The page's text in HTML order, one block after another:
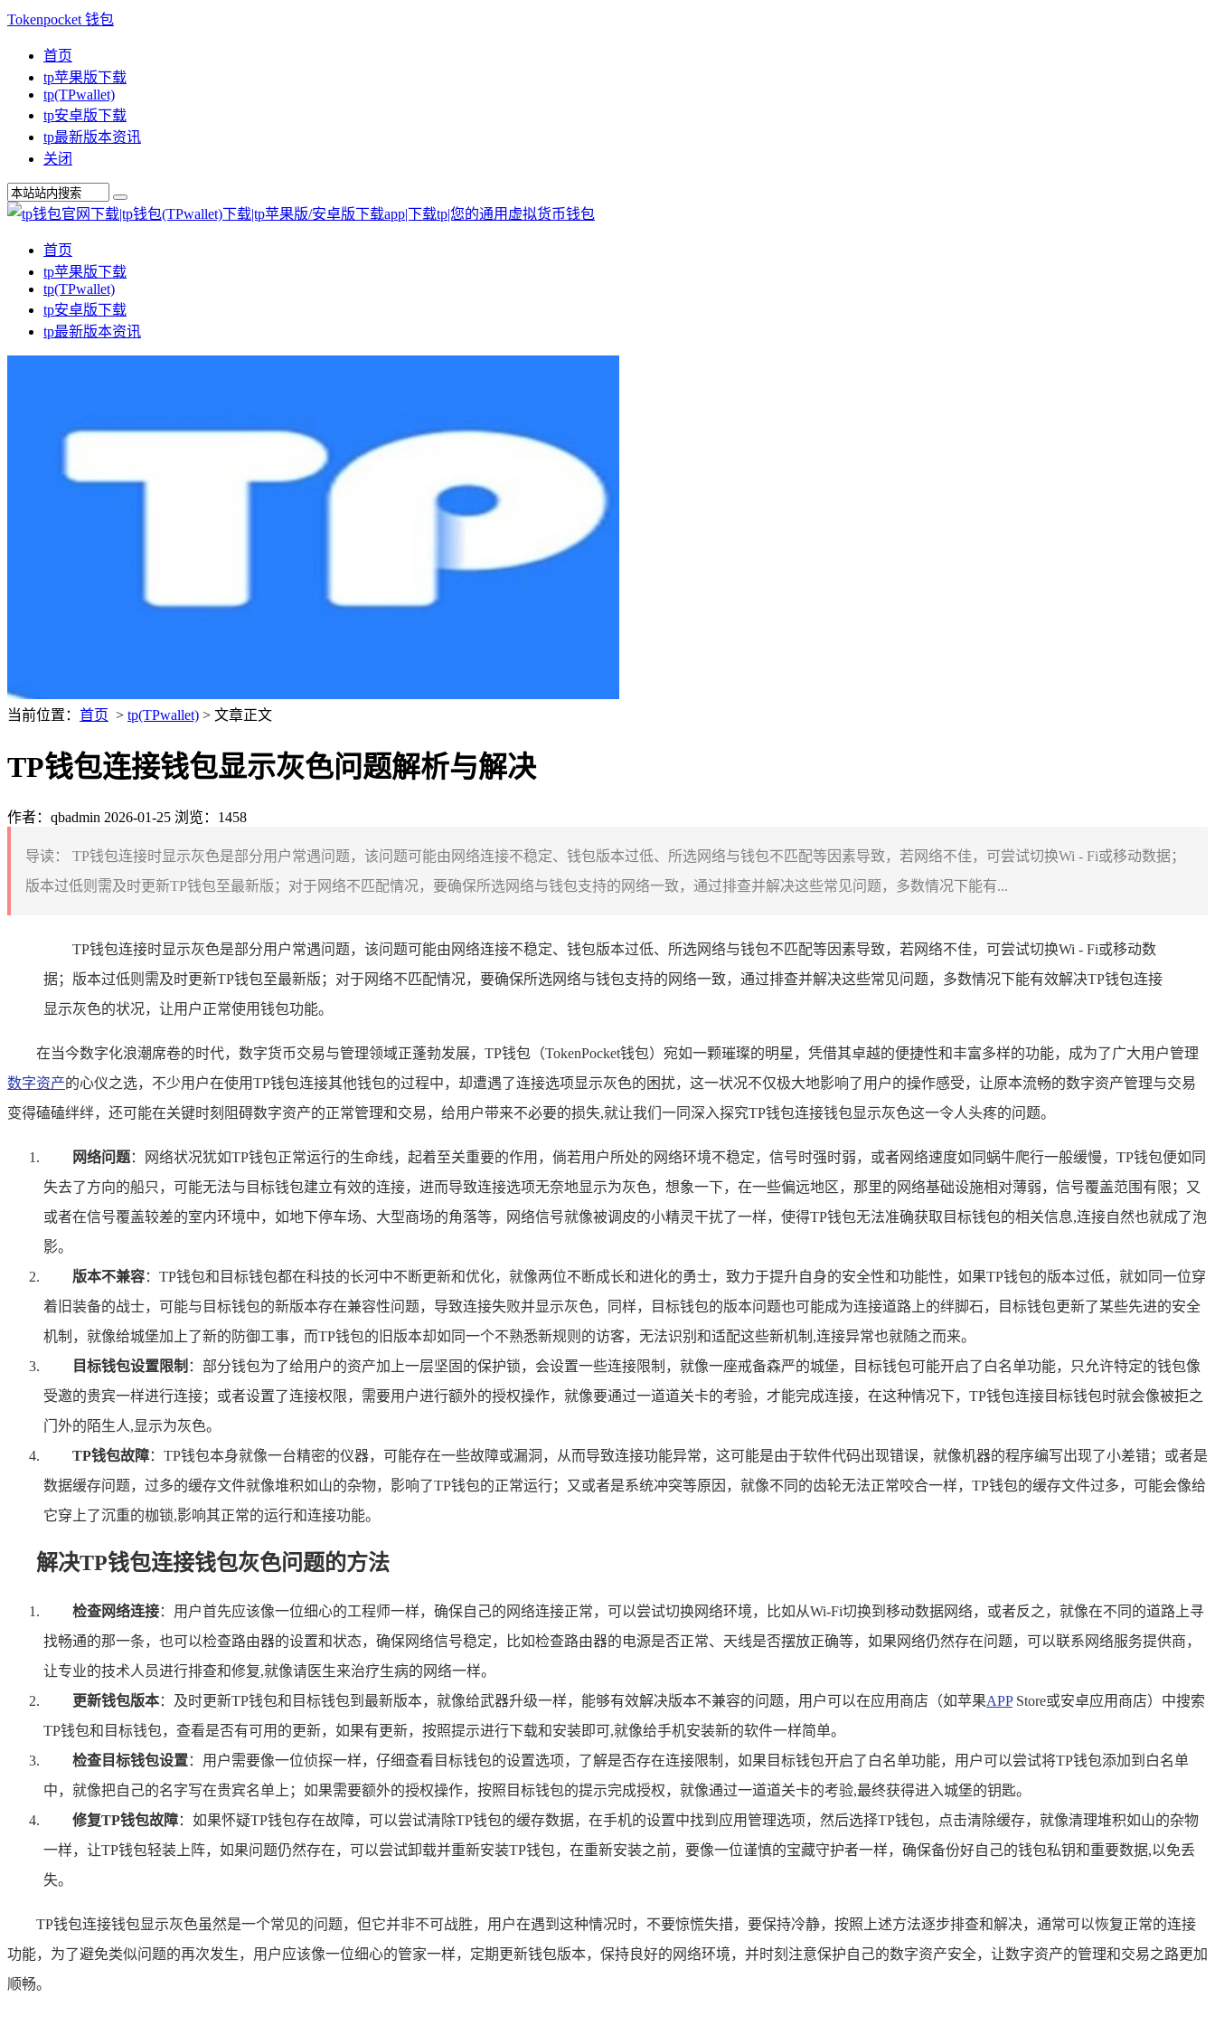
Tokenpocket 钱包
首页
tp苹果版下载
tp(TPwallet)
tp安卓版下载
tp最新版本资讯
关闭
首页
tp苹果版下载
tp(TPwallet)
tp安卓版下载
tp最新版本资讯
当前位置： 首页 > tp(TPwallet) > 文章正文
TP钱包连接钱包显示灰色问题解析与解决
作者：qbadmin 2026-01-25 浏览：1458
导读：
TP钱包连接时显示灰色是部分用户常遇问题，该问题可能由网络连接不稳定、钱包版本过低、所选网络与钱包不匹配等因素导致，若网络不佳，可尝试切换Wi - Fi或移动数据；
版本过低则需及时更新TP钱包至最新版；对于网络不匹配情况，要确保所选网络与钱包支持的网络一致，通过排查并解决这些常见问题，多数情况下能有...
TP钱包连接时显示灰色是部分用户常遇问题，该问题可能由网络连接不稳定、钱包版本过低、所选网络与钱包不匹配等因素导致，若网络不佳，可尝试切换Wi - Fi或移动数
据；版本过低则需及时更新TP钱包至最新版；对于网络不匹配情况，要确保所选网络与钱包支持的网络一致，通过排查并解决这些常见问题，多数情况下能有效解决TP钱包连接
显示灰色的状况，让用户正常使用钱包功能。
在当今数字化浪潮席卷的时代，数字货币交易与管理领域正蓬勃发展，TP钱包（TokenPocket钱包）宛如一颗璀璨的明星，凭借其卓越的便捷性和丰富多样的功能，成为了广大用户管理
数字资产的心仪之选，不少用户在使用TP钱包连接其他钱包的过程中，却遭遇了连接选项显示灰色的困扰，这一状况不仅极大地影响了用户的操作感受，让原本流畅的数字资产管理与交易
变得磕磕绊绊，还可能在关键时刻阻碍数字资产的正常管理和交易，给用户带来不必要的损失,就让我们一同深入探究TP钱包连接钱包显示灰色这一令人头疼的问题。
网络问题：网络状况犹如TP钱包正常运行的生命线，起着至关重要的作用，倘若用户所处的网络环境不稳定，信号时强时弱，或者网络速度如同蜗牛爬行一般缓慢，TP钱包便如同
失去了方向的船只，可能无法与目标钱包建立有效的连接，进而导致连接选项无奈地显示为灰色，想象一下，在一些偏远地区，那里的网络基础设施相对薄弱，信号覆盖范围有限；又
或者在信号覆盖较差的室内环境中，如地下停车场、大型商场的角落等，网络信号就像被调皮的小精灵干扰了一样，使得TP钱包无法准确获取目标钱包的相关信息,连接自然也就成了泡
影。
版本不兼容：TP钱包和目标钱包都在科技的长河中不断更新和优化，就像两位不断成长和进化的勇士，致力于提升自身的安全性和功能性，如果TP钱包的版本过低，就如同一位穿
着旧装备的战士，可能与目标钱包的新版本存在兼容性问题，导致连接失败并显示灰色，同样，目标钱包的版本问题也可能成为连接道路上的绊脚石，目标钱包更新了某些先进的安全
机制，就像给城堡加上了新的防御工事，而TP钱包的旧版本却如同一个不熟悉新规则的访客，无法识别和适配这些新机制,连接异常也就随之而来。
目标钱包设置限制 ：部分钱包为了给用户的资产加上一层坚固的保护锁，会设置一些连接限制，就像一座戒备森严的城堡，目标钱包可能开启了白名单功能，只允许特定的钱包像
受邀的贵宾一样进行连接；或者设置了连接权限，需要用户进行额外的授权操作，就像要通过一道道关卡的考验，才能完成连接，在这种情况下，TP钱包连接目标钱包时就会像被拒之
门外的陌生人,显示为灰色。
TP钱包故障：TP钱包本身就像一台精密的仪器，可能存在一些故障或漏洞，从而导致连接功能异常，这可能是由于软件代码出现错误，就像机器的程序编写出现了小差错；或者是
数据缓存问题，过多的缓存文件就像堆积如山的杂物，影响了TP钱包的正常运行；又或者是系统冲突等原因，就像不同的齿轮无法正常咬合一样，TP钱包的缓存文件过多，可能会像给
它穿上了沉重的枷锁,影响其正常的运行和连接功能。
解决TP钱包连接钱包灰色问题的方法
检查网络连接：用户首先应该像一位细心的工程师一样，确保自己的网络连接正常，可以尝试切换网络环境，比如从Wi-Fi切换到移动数据网络，或者反之，就像在不同的道路上寻
找畅通的那一条，也可以检查路由器的设置和状态，确保网络信号稳定，比如检查路由器的电源是否正常、天线是否摆放正确等，如果网络仍然存在问题，可以联系网络服务提供商，
让专业的技术人员进行排查和修复,就像请医生来治疗生病的网络一样。
更新钱包版本：及时更新TP钱包和目标钱包到最新版本，就像给武器升级一样，能够有效解决版本不兼容的问题，用户可以在应用商店（如苹果APPStore或安卓应用商店）中搜索
TP钱包和目标钱包，查看是否有可用的更新，如果有更新，按照提示进行下载和安装即可,就像给手机安装新的软件一样简单。
检查目标钱包设置：用户需要像一位侦探一样，仔细查看目标钱包的设置选项，了解是否存在连接限制，如果目标钱包开启了白名单功能，用户可以尝试将TP钱包添加到白名单
中，就像把自己的名字写在贵宾名单上；如果需要额外的授权操作，按照目标钱包的提示完成授权，就像通过一道道关卡的考验,最终获得进入城堡的钥匙。
修复TP钱包故障：如果怀疑TP钱包存在故障，可以尝试清除TP钱包的缓存数据，在手机的设置中找到应用管理选项，然后选择TP钱包，点击清除缓存，就像清理堆积如山的杂物
一样，让TP钱包轻装上阵，如果问题仍然存在，可以尝试卸载并重新安装TP钱包，在重新安装之前，要像一位谨慎的宝藏守护者一样，确保备份好自己的钱包私钥和重要数据,以免丢
失。
TP钱包连接钱包显示灰色虽然是一个常见的问题，但它并非不可战胜，用户在遇到这种情况时，不要惊慌失措，要保持冷静，按照上述方法逐步排查和解决，通常可以恢复正常的连接
功能，为了避免类似问题的再次发生，用户应该像一位细心的管家一样，定期更新钱包版本，保持良好的网络环境，并时刻注意保护自己的数字资产安全，让数字资产的管理和交易之路更加
顺畅。